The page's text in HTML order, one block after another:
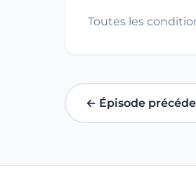
Toutes les
← Épisode